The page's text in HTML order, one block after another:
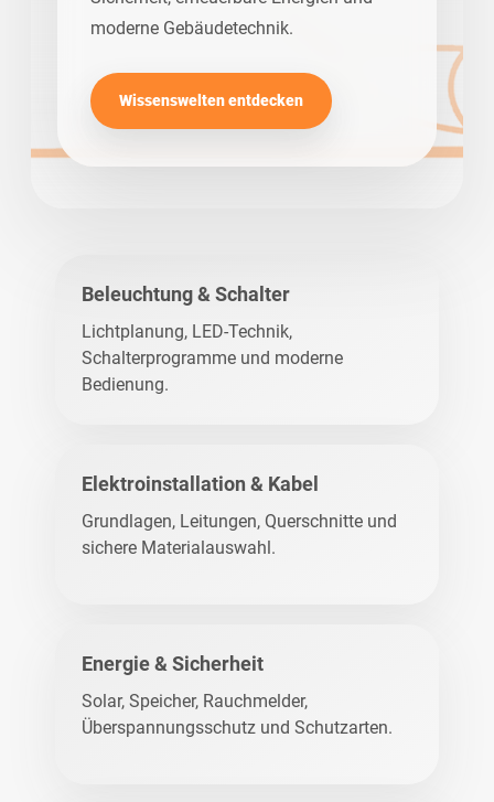
moderne Gebäudetechnik.
Wissenswelten entdecken
Beleuchtung & Schalter
Lichtplanung, LED-Technik,
Schalterprogramme und moderne
Bedienung.
Elektroinstallation & Kabel
Grundlagen, Leitungen, Querschnitte und
sichere Materialauswahl.
Energie & Sicherheit
Solar, Speicher, Rauchmelder,
Überspannungsschutz und Schutzarten.